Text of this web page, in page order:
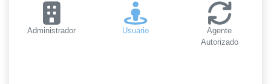
Administrador Usuario
Agente
Autorizado